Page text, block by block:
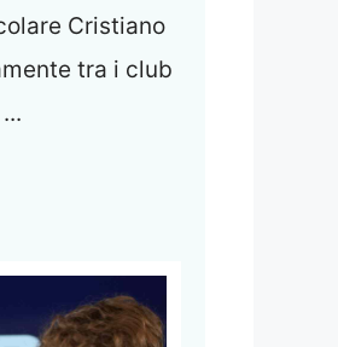
Cristiano
tra i club